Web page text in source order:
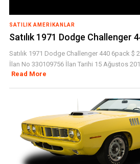
SATILIK AMERIKANLAR
Satılık 1971 Dodge Challenger
Satılık 1971 Dodge Challenger 440 6pack $
İlan No 330109756 İlan Tarihi 15 Ağustos
Read More